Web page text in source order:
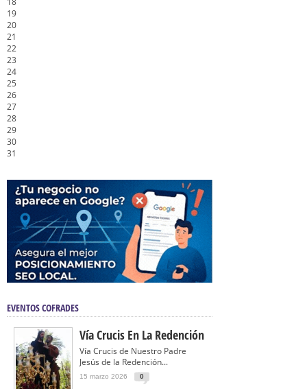
19
20
21
22
23
24
25
26
27
28
29
30
31
EVENTOS COFRADES
Vía Crucis En La Redención
Vía Crucis de Nuestro Padre
Jesús de la Redención...
15 marzo 2026 0